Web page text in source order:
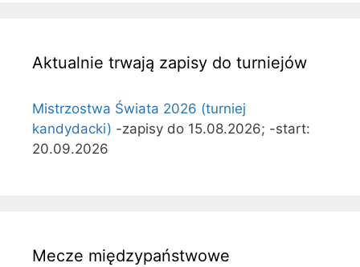
Aktualnie trwają zapisy do turniejów
Mistrzostwa Świata 2026 (turniej
kandydacki) -zapisy do 15.08.2026; -start:
20.09.2026
Mecze międzypaństwowe